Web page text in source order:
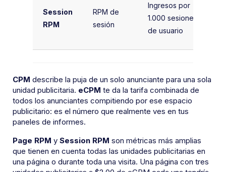
Session
RPM
RPM de
sesión
Ingresos por
1.000 sesiones
de usuario
CPM describe la puja de un solo anunciante para una sola
unidad publicitaria. eCPM te da la tarifa combinada de
todos los anunciantes compitiendo por ese espacio
publicitario: es el número que realmente ves en tus
paneles de informes.
Page RPM y Session RPM son métricas más amplias
que tienen en cuenta todas las unidades publicitarias en
una página o durante toda una visita. Una página con tres